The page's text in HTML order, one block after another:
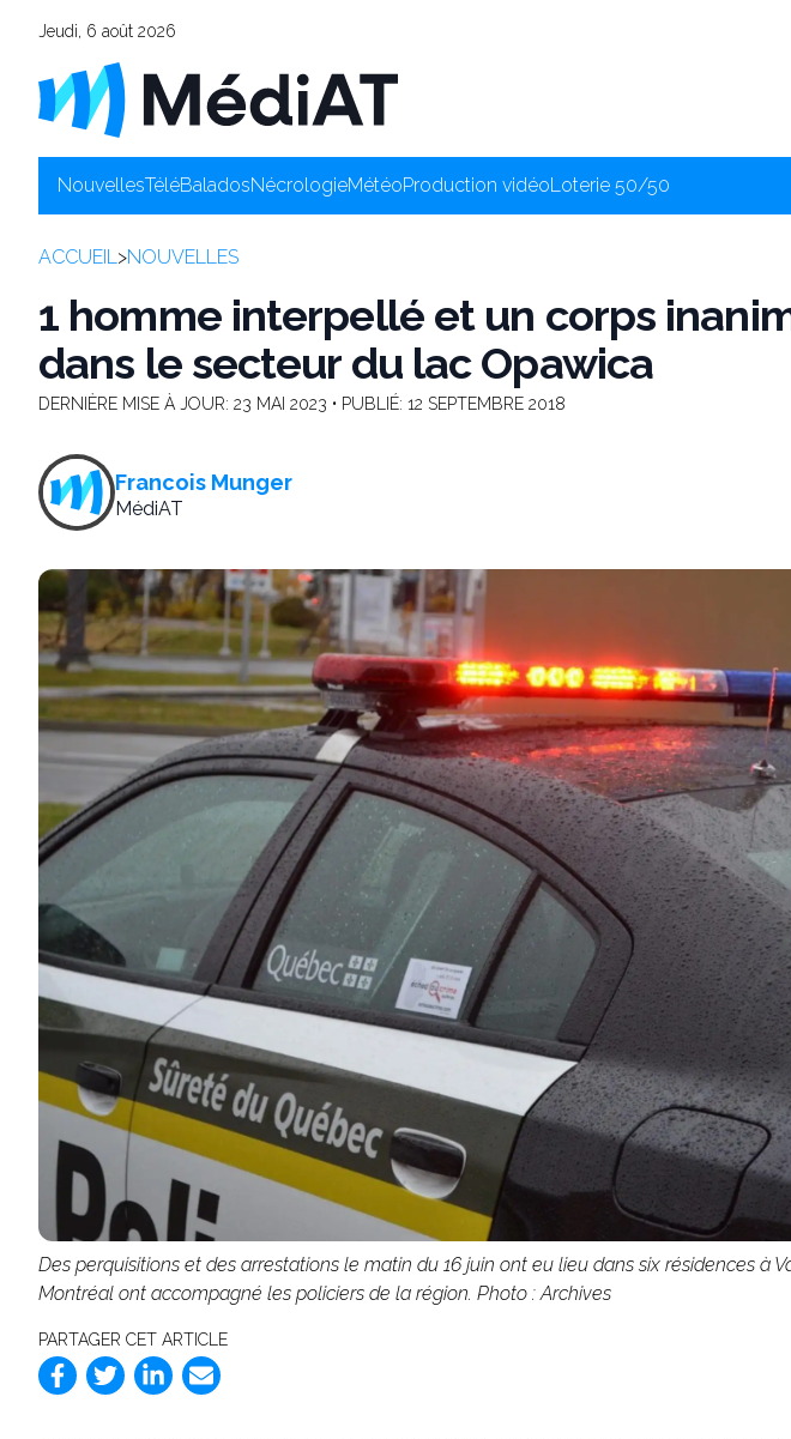
Jeudi, 6 août 2026
NouvellesTéléBaladosNécrologieMétéoProduction vidéoLoterie 50/50
ACCUEIL>NOUVELLES
1 homme interpellé et un corps
dans le secteur du lac Opawica
DERNIÈRE MISE À JOUR: 23 MAI 2023 • PUBLIÉ: 12 SEPTEMBRE 2018
Francois Munger
MédiAT
Des perquisitions et des arrestations le matin du 16 juin ont eu lieu dans six résidences à
Montréal ont accompagné les policiers de la région. Photo : Archives
PARTAGER CET ARTICLE